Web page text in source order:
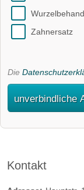
Zahnersatz
Die
unverbindliche
Kontakt